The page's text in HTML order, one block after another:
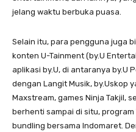
jelang waktu berbuka puasa.
Selain itu, para pengguna juga
konten U-Tainment (by.U
aplikasi by.U, di antaranya by.U
dengan Langit Musik, by.Uskop
Maxstream, games Ninja Takjil,
berhenti sampai di situ, program
bundling bersama Indomaret.